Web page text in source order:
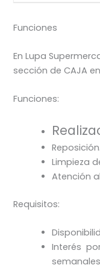
Funciones
En Lupa
sección de CAJA
Funciones:
Reposición.
Limpieza
Atención
Requisitos:
Interés